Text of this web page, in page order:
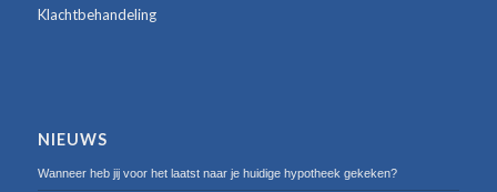
Klachtbehandeling
NIEUWS
Wanneer heb jij voor het laatst naar je huidige hypotheek gekeken?